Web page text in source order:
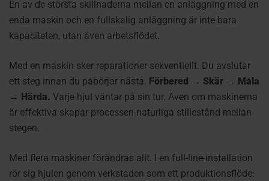
En av de största skillnaderna mellan en anläggning med en
enda maskin och en fullskalig anläggning är inte bara
kapaciteten, utan även arbetsflödet.
Med en maskin sker reparationer sekventiellt. Du avslutar
ett steg innan du påbörjar nästa. Förbered → Skär → Måla
→ Härda. Varje hjul väntar på sin tur. Även om maskinerna
är effektiva skapar processen naturliga stillestånd mellan
stegen.
Med flera maskiner förändras allt. I en full-line-installation
rör sig hjulen genom verkstaden som ett produktionsflöde: